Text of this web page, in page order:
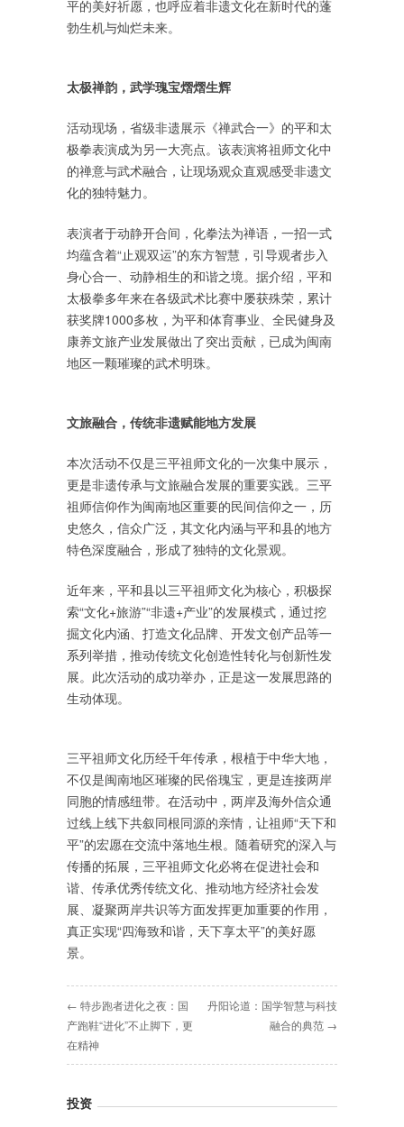
平的美好祈愿，也呼应着非遗文化在新时代的蓬
勃生机与灿烂未来。
太极禅韵，武学瑰宝熠熠生辉
活动现场，省级非遗展示《禅武合一》的平和太
极拳表演成为另一大亮点。该表演将祖师文化中
的禅意与武术融合，让现场观众直观感受非遗文
化的独特魅力。
表演者于动静开合间，化拳法为禅语，一招一式
均蕴含着“止观双运”的东方智慧，引导观者步入
身心合一、动静相生的和谐之境。据介绍，平和
太极拳多年来在各级武术比赛中屡获殊荣，累计
获奖牌1000多枚，为平和体育事业、全民健身及
康养文旅产业发展做出了突出贡献，已成为闽南
地区一颗璀璨的武术明珠。
文旅融合，传统非遗赋能地方发展
本次活动不仅是三平祖师文化的一次集中展示，
更是非遗传承与文旅融合发展的重要实践。三平
祖师信仰作为闽南地区重要的民间信仰之一，历
史悠久，信众广泛，其文化内涵与平和县的地方
特色深度融合，形成了独特的文化景观。
近年来，平和县以三平祖师文化为核心，积极探
索“文化+旅游”“非遗+产业”的发展模式，通过挖
掘文化内涵、打造文化品牌、开发文创产品等一
系列举措，推动传统文化创造性转化与创新性发
展。此次活动的成功举办，正是这一发展思路的
生动体现。
三平祖师文化历经千年传承，根植于中华大地，
不仅是闽南地区璀璨的民俗瑰宝，更是连接两岸
同胞的情感纽带。在活动中，两岸及海外信众通
过线上线下共叙同根同源的亲情，让祖师“天下和
平”的宏愿在交流中落地生根。随着研究的深入与
传播的拓展，三平祖师文化必将在促进社会和
谐、传承优秀传统文化、推动地方经济社会发
展、凝聚两岸共识等方面发挥更加重要的作用，
真正实现“四海致和谐，天下享太平”的美好愿
景。
← 特步跑者进化之夜：国
产跑鞋“进化”不止脚下，更
在精神
丹阳论道：国学智慧与科技
融合的典范 →
投资